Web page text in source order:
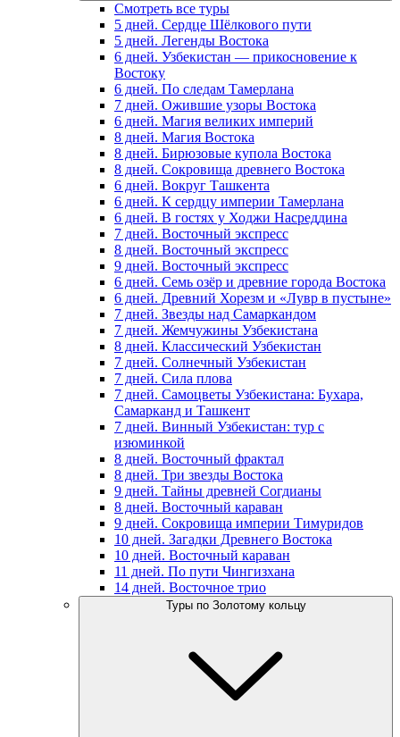
Смотреть все туры
5 дней. Сердце Шёлкового пути
5 дней. Легенды Востока
6 дней. Узбекистан — прикосновение к
Востоку
6 дней. По следам Тамерлана
7 дней. Ожившие узоры Востока
6 дней. Магия великих империй
8 дней. Магия Востока
8 дней. Бирюзовые купола Востока
8 дней. Сокровища древнего Востока
6 дней. Вокруг Ташкента
6 дней. К сердцу империи Тамерлана
6 дней. В гостях у Ходжи Насреддина
7 дней. Восточный экспресс
8 дней. Восточный экспресс
9 дней. Восточный экспресс
6 дней. Семь озёр и древние города Востока
6 дней. Древний Хорезм и «Лувр в пустыне»
7 дней. Звезды над Самаркандом
7 дней. Жемчужины Узбекистана
8 дней. Классический Узбекистан
7 дней. Солнечный Узбекистан
7 дней. Сила плова
7 дней. Самоцветы Узбекистана: Бухара,
Самарканд и Ташкент
7 дней. Винный Узбекистан: тур с
изюминкой
8 дней. Восточный фрактал
8 дней. Три звезды Востока
9 дней. Тайны древней Согдианы
8 дней. Восточный караван
9 дней. Сокровища империи Тимуридов
10 дней. Загадки Древнего Востока
10 дней. Восточный караван
11 дней. По пути Чингизхана
14 дней. Восточное трио
Туры по Золотому кольцу